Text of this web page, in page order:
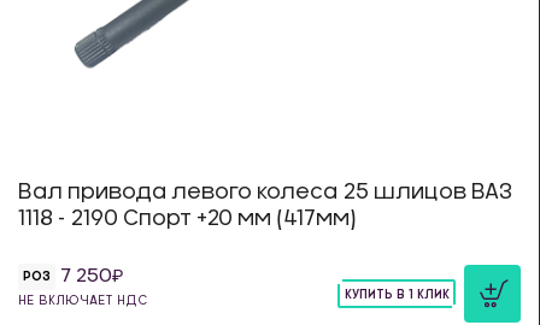
Вал привода левого колеса 25 шлицов ВАЗ
1118 - 2190 Спорт +20 мм (417мм)
РОЗ 7 250
НЕ ВКЛЮЧАЕТ НДС
КУПИТЬ В 1 КЛИК